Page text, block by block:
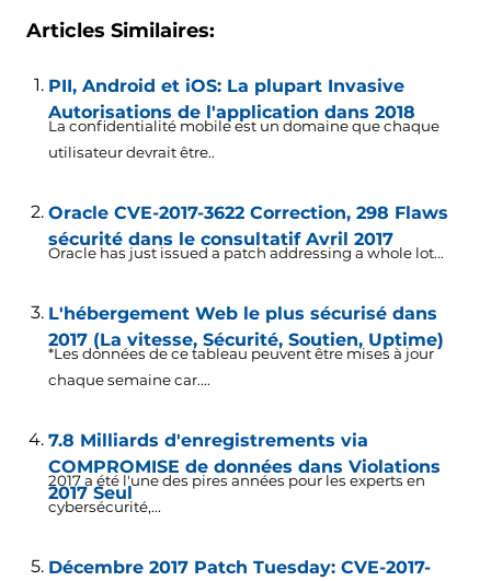
Articles Similaires:
PII, Android et iOS: La plupart Invasive
Autorisations de l'application dans 2018
La confidentialité mobile est un domaine que chaque
utilisateur devrait être..
Oracle CVE-2017-3622 Correction, 298 Flaws
sécurité dans le consultatif Avril 2017
Oracle has just issued a patch addressing a whole lot...
L'hébergement Web le plus sécurisé dans
2017 (La vitesse, Sécurité, Soutien, Uptime)
*Les données de ce tableau peuvent être mises à jour
chaque semaine car....
7.8 Milliards d'enregistrements via
COMPROMISE de données dans Violations
2017 Seul
2017 a été l'une des pires années pour les experts en
cybersécurité,...
Décembre 2017 Patch Tuesday: CVE-2017-